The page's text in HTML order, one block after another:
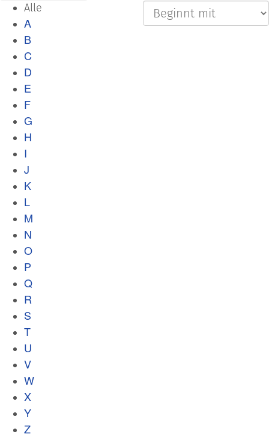
Alle
A
B
C
D
E
F
G
H
I
J
K
L
M
N
O
P
Q
R
S
T
U
V
W
X
Y
Z